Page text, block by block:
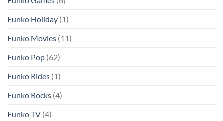
Funko Holiday (1)
Funko Movies (11)
Funko Pop (62)
Funko Rides (1)
Funko Rocks (4)
Funko TV (4)